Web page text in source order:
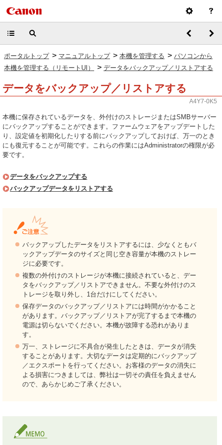
ポータルトップ > マニュアルトップ > 本機を管理する > パソコンから
本機を管理する（リモートUI）
> データをバックアップ／リストアする
データをバックアップ／リストアする
A4Y7-0K5
本機に保存されているデータを、外付けのストレージまたはSMBサーバー
にバックアップすることができます。ファームウェアをアップデートした
り、設定値を初期化したりする前にバックアップしておけば、万一のとき
にも復元することが可能です。これらの作業にはAdministratorの権限が必
要です。
データをバックアップする
バックアップデータをリストアする
バックアップしたデータをリストアするには、少なくともバ
ックアップデータのサイズと同じ空き容量が本機のストレー
ジに必要です。
複数の外付けのストレージが本機に接続されていると、デー
タをバックアップ／リストアできません。不要な外付けのス
トレージを取り外し、1台だけにしてください。
保存データのバックアップ／リストアには時間がかかること
があります。バックアップ／リストアが完了するまで本機の
電源は切らないでください。本機が故障する恐れがありま
す。
万一、ストレージに不具合が発生したときは、データが消失
することがあります。大切なデータは定期的にバックアップ
／エクスポートを行ってください。お客様のデータの消失に
よる損害につきましては、弊社は一切その責任を負えません
ので、あらかじめご了承ください。